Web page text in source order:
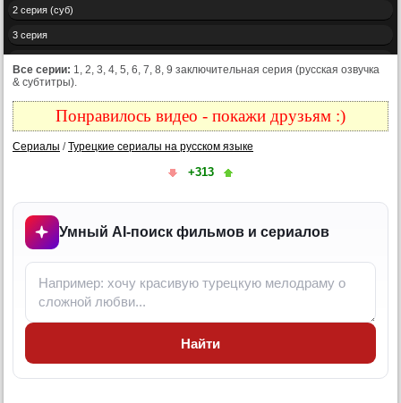
2 серия (суб)
3 серия
4 серия
4 серия (суб)
6 серия (суб)
7 серия
7 серия (суб)
8 серия
9 серия (суб)
Все серии: 1, 2, 3, 4, 5, 6, 7, 8, 9 заключительная серия (русская озвучка
& субтитры).
Понравилось видео - покажи друзьям :)
Сериалы /Турецкие сериалы на русском языке
+313
Умный AI-поиск фильмов и сериалов
Найти